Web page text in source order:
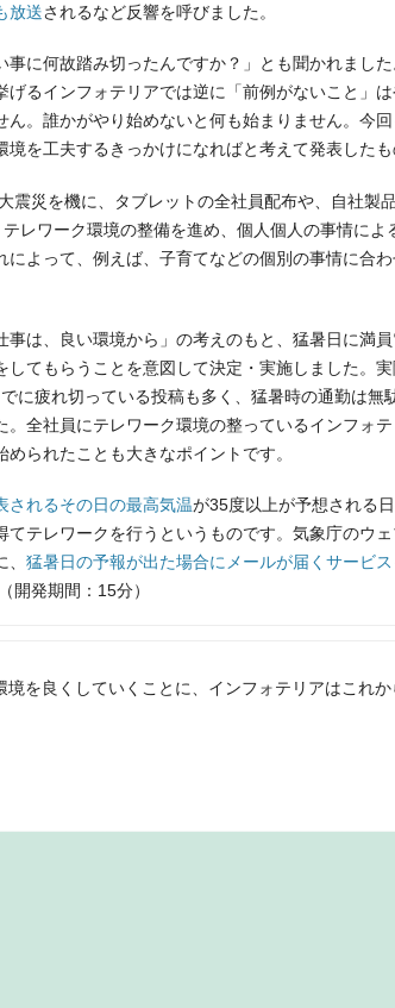
放送されるなど反響を呼びました。
に何故踏み切ったんですか？」とも聞かれました
げるインフォテリアでは逆に「前例がないこと」
。誰かがやり始めないと何も始まりません。今
を工夫するきっかけになればと考えて発表したも
震災を機に、タブレットの全社員配布や、自社製品
テレワーク環境の整備を進め、個人個人の事情によ
よって、例えば、子育てなどの個別の事情に合
は、良い環境から」の考えのもと、猛暑日に満
てもらうことを意図して決定・実施しました。
に疲れ切っている投稿も多く、猛暑時の通勤は無
全社員にテレワーク環境の整っているインフォ
られたことも大きなポイントです。
されるその日の最高気温が35度以上が予想される
テレワークを行うというものです。気象庁のウ
猛暑日の予報が出た場合にメールが届くサービス
開発期間：15分）
を良くしていくことに、インフォテリアはこれか